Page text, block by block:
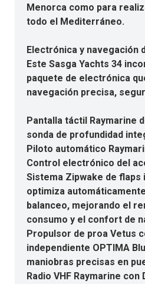
Menorca como para
todo el Mediterráneo.
Electrónica y navegación
Este Sasga Yachts 34
paquete de electrónica
navegación precisa,
Pantalla táctil Raymarine
sonda de profundidad
Piloto automático
Control electrónico del
Sistema Zipwake de
optimiza
balanceo, mejorando el
consumo y el confort de
Propulsor de proa Vetus
independiente OPTIMA
maniobras precisas en
Radio VHF Raymarine con